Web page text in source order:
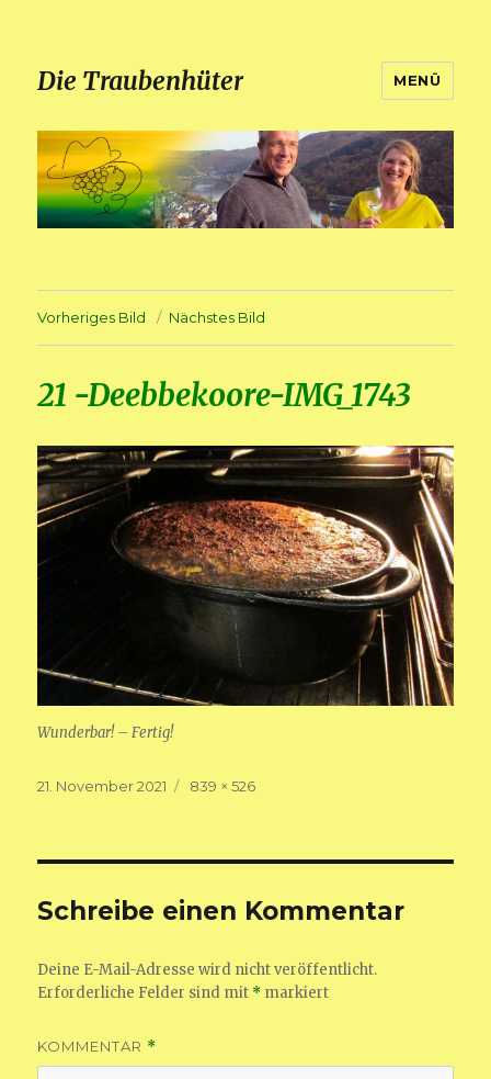
Die Traubenhüter MENÜ
Vorheriges Bild Nächstes Bild
21 -Deebbekoore-IMG_1743
Wunderbar! – Fertig!
Veröffentlicht
21. November 2021
Volle
839 × 526
Schreibe einen Kommentar
Deine E-Mail-Adresse wird nicht veröffentlicht.
Erforderliche Felder sind mit * markiert
KOMMENTAR *